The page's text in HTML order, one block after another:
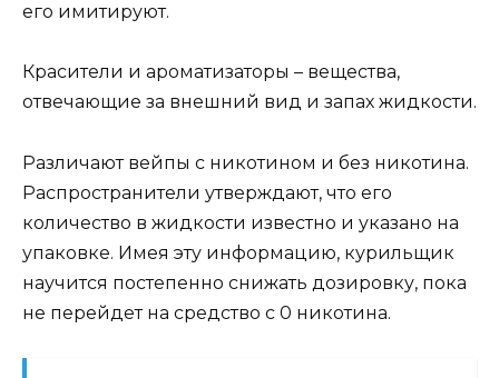
его имитируют.
Красители и ароматизаторы – вещества,
отвечающие за внешний вид и запах жидкости.
Различают вейпы с никотином и без никотина.
Распространители утверждают, что его
количество в жидкости известно и указано на
упаковке. Имея эту информацию, курильщик
научится постепенно снижать дозировку, пока
не перейдет на средство с 0 никотина.